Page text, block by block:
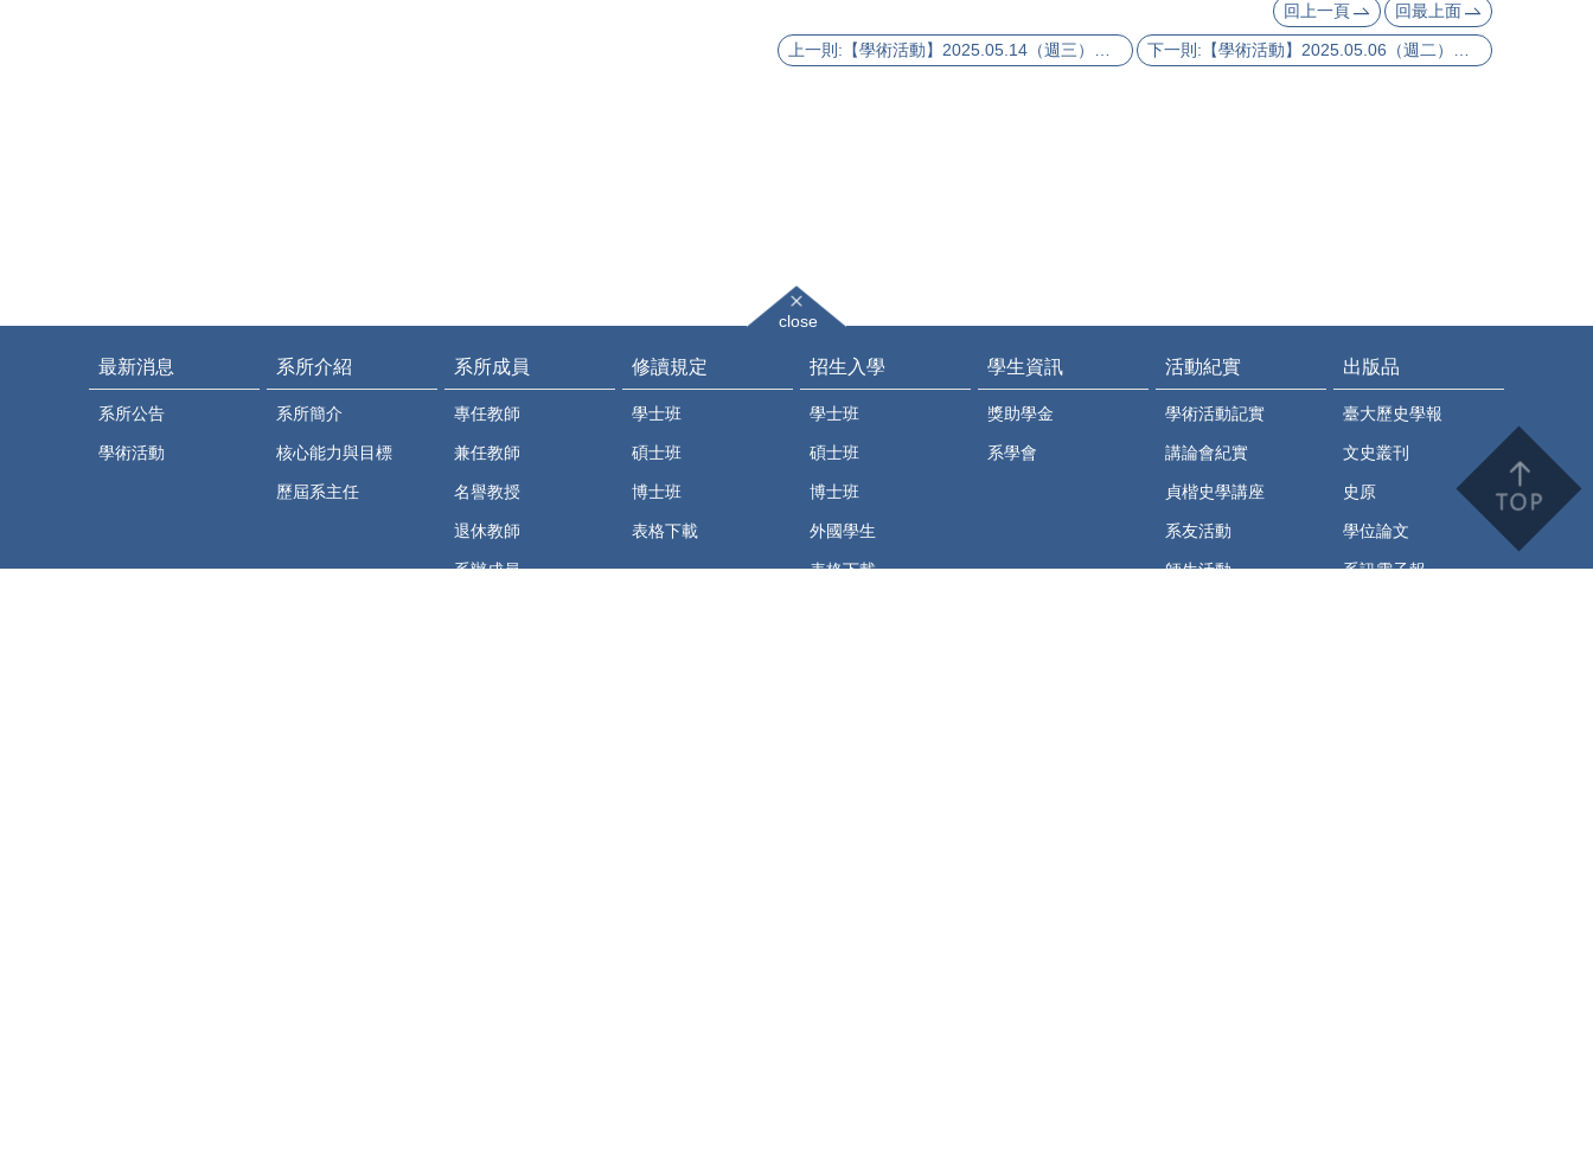
回上一頁 回最上面
上一則:【學術活動】2025.05.14（週三）臺大─印大學術論壇：戰爭、軍事與社會（NTU─IU International Workshop: Warfare, Violence and Society） 下一則:【學術活動】2025.05.06（週二）布琮任老師主講：宴客無之則為慢？明清時期的魚翅消費與「海洋中國」的再思考
close
最新消息
系所公告
學術活動
系所介紹
系所簡介
核心能力與目標
歷屆系主任
系所成員
專任教師
兼任教師
名譽教授
退休教師
系辦成員
修讀規定
學士班
碩士班
博士班
表格下載
招生入學
學士班
碩士班
博士班
外國學生
表格下載
學生資訊
獎助學金
系學會
活動紀實
學術活動記實
講論會紀實
貞楷史學講座
系友活動
師生活動
出版品
臺大歷史學報
文史叢刊
史原
學位論文
系訊電子報